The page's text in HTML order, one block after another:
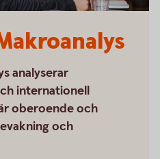
analyserar
internationell
oberoende och
och